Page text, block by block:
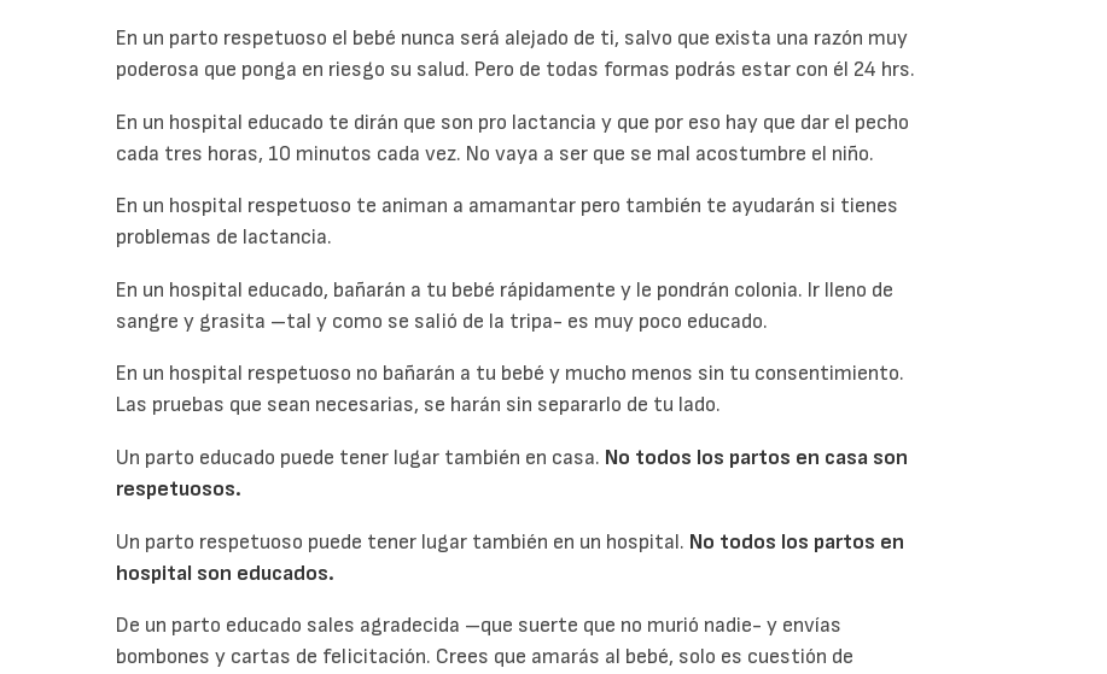
En un parto respetuoso el bebé nunca será alejado de ti, salvo que exista una razón muy
poderosa que ponga en riesgo su salud. Pero de todas formas podrás estar con él 24 hrs.
En un hospital educado te dirán que son pro lactancia y que por eso hay que dar el pecho
cada tres horas, 10 minutos cada vez. No vaya a ser que se mal acostumbre el niño.
En un hospital respetuoso te animan a amamantar pero también te ayudarán si tienes
problemas de lactancia.
En un hospital educado, bañarán a tu bebé rápidamente y le pondrán colonia. Ir lleno de
sangre y grasita –tal y como se salió de la tripa- es muy poco educado.
En un hospital respetuoso no bañarán a tu bebé y mucho menos sin tu consentimiento.
Las pruebas que sean necesarias, se harán sin separarlo de tu lado.
Un parto educado puede tener lugar también en casa. No todos los partos en casa son
respetuosos.
Un parto respetuoso puede tener lugar también en un hospital. No todos los partos en
hospital son educados.
De un parto educado sales agradecida –que suerte que no murió nadie- y envías
bombones y cartas de felicitación. Crees que amarás al bebé, solo es cuestión de